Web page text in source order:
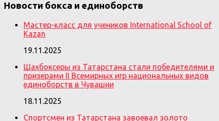
Новости бокса и единоборств
Мастер-класс для учеников International School of
Kazan
19.11.2025
Шахбоксеры из Татарстана стали победителями и
призерами II Всемирных игр национальных видов
единоборств в Чувашии
18.11.2025
Спортсмен из Татарстана завоевал золото